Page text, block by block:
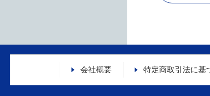
会社概要 特定商取引法に基